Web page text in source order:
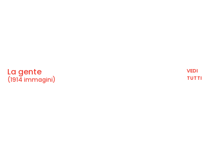
La gente
(1914 immagini)
VEDI
TUTTI